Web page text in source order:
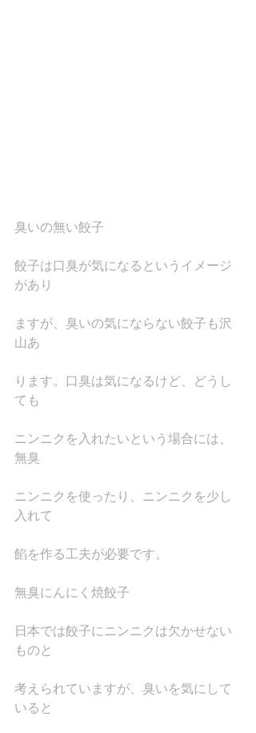
臭いの無い餃子
餃子は口臭が気になるというイメージ
があり
ますが、臭いの気にならない餃子も沢
山あ
ります。口臭は気になるけど、どうし
ても
ニンニクを入れたいという場合には、
無臭
ニンニクを使ったり、ニンニクを少し
入れて
餡を作る工夫が必要です。
無臭にんにく焼餃子
日本では餃子にニンニクは欠かせない
ものと
考えられていますが、臭いを気にして
いると